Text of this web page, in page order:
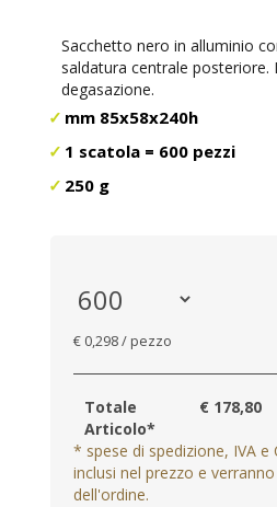
Sacchetto nero in alluminio
saldatura centrale posteriore.
degasazione.
mm 85x58x240h
1 scatola = 600 pezzi
250 g
€ 0,298 / pezzo
Totale
Articolo*
€ 178,80
* spese di spedizione, IVA e
inclusi nel prezzo e
dell'ordine.